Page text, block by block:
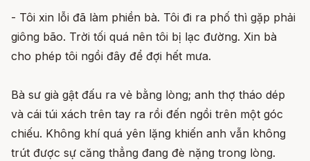
- Tôi xin lỗi đã làm phiền bà. Tôi đi ra phố thì gặp phải
giông bão. Trời tối quá nên tôi bị lạc đường. Xin bà
cho phép tôi ngồi đây để đợi hết mưa.
Bà sư già gật đấu ra vẻ bằng lòng; anh thợ tháo dép
và cái túi xách trên tay ra rồi đến ngồi trên một góc
chiếu. Không khí quá yên lặng khiến anh vẫn không
trút được sự căng thẳng đang đè nặng trong lòng.